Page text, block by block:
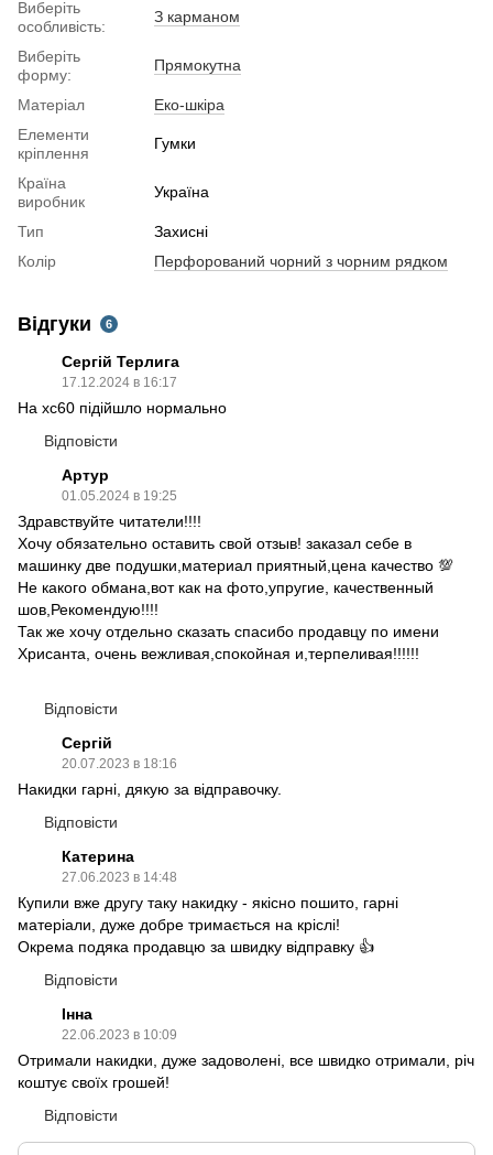
Виберіть
особливість:
З карманом
Виберіть
форму:
Прямокутна
Матеріал
Еко-шкіра
Елементи
кріплення
Гумки
Країна
виробник
Україна
Тип
Захисні
Колір
Перфорований чорний з чорним рядком
Відгуки 6
Сергій Терлига
17.12.2024 в 16:17
На xc60 підійшло нормально
Відповісти
Артур
01.05.2024 в 19:25
Здравствуйте читатели!!!!
Хочу обязательно оставить свой отзыв! заказал себе в
машинку две подушки,материал приятный,цена качество 💯
Не какого обмана,вот как на фото,упругие, качественный
шов,Рекомендую!!!!
Так же хочу отдельно сказать спасибо продавцу по имени
Хрисанта, очень вежливая,спокойная и,терпеливая!!!!!!
Відповісти
Сергій
20.07.2023 в 18:16
Накидки гарні, дякую за відправочку.
Відповісти
Катерина
27.06.2023 в 14:48
Купили вже другу таку накидку - якісно пошито, гарні
матеріали, дуже добре тримається на кріслі!
Окрема подяка продавцю за швидку відправку 👍
Відповісти
Інна
22.06.2023 в 10:09
Отримали накидки, дуже задоволені, все швидко отримали, річ
коштує своїх грошей!
Відповісти